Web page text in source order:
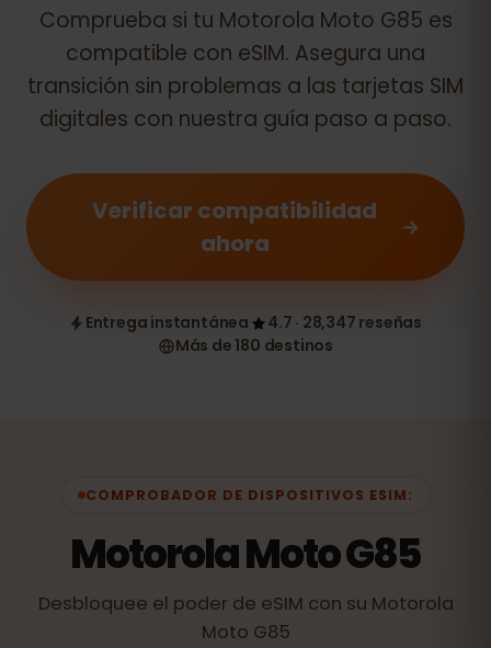
Comprueba si tu Motorola Moto G85 es
compatible con eSIM. Asegura una
transición sin problemas a las tarjetas SIM
digitales con nuestra guía paso a paso.
Verificar compatibilidad
ahora
Entrega instantánea
4.7 · 28,347 reseñas
Más de 180 destinos
COMPROBADOR DE DISPOSITIVOS ESIM:
Motorola Moto G85
Desbloquee el poder de eSIM con su Motorola
Moto G85